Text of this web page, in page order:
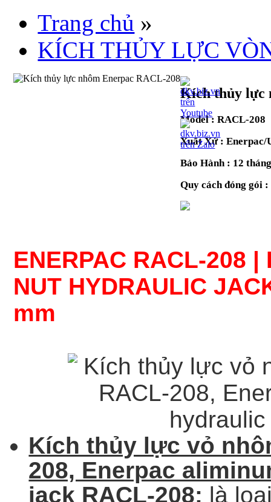
Trang chủ »
KÍCH THỦY LỰC
Kích thủy lực
Model :RACL-208
Xuất Xứ : Enerpac/
Bảo Hành : 12
Quy cách đóng gói
ENERPAC RACL-208 |
NUT HYDRAULIC
mm
Kích thủy lực vỏ
208, Enerpac
jack RACL-208: là